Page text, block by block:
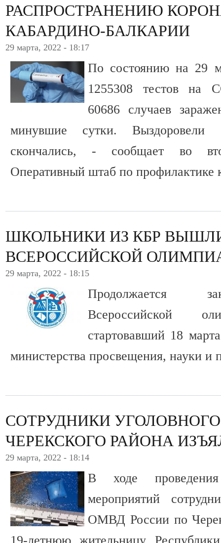
РАСПРОСТРАНЕНИЮ
КАБАРДИНО-БАЛКАРИИ
29 марта, 2022 - 18:17
По состоянию на 29
1255308 тестов на
60686 случаев
минувшие сутки. Выздоровели
скончались, - сообщает во
Оперативный штаб по профилактике
ШКОЛЬНИКИ ИЗ КБР
ВСЕРОССИЙСКОЙ
29 марта, 2022 - 18:15
Продолжается
Всероссийской
стартовавший 18
министерства просвещения, науки
СОТРУДНИКИ
ЧЕРЕКСКОГО РАЙОНА
29 марта, 2022 - 18:14
В ходе проведения
мероприятий
ОМВД России по